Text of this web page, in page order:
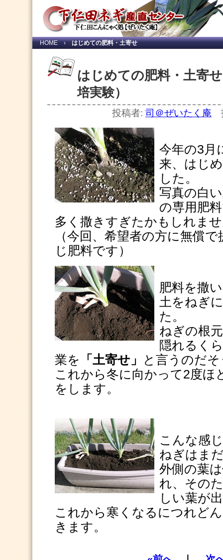
HOME›はじめての肥料・土寄せ
はじめての肥料・土寄せ
培実験）
投稿者: 司＠ぜいたく庵
今年の3月
来、はじ
した。
写真の白
の専用肥
多く撒きすぎたかもしれま
（今回、希望者の方に無償
じ肥料です）
肥料を撒
土をねぎ
た。
ねぎの根
隠れるく
業を
「土寄せ」
と言うのだ
これから冬に向かって2度ほ
をします。
こんな感
ねぎはま
外側の葉
れ、その
しい葉が
これから寒くなるにつれど
きます。